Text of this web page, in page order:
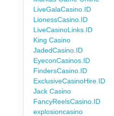
LiveGalaCasino.ID
LionessCasino.ID
LiveCasinoLinks.ID
King Casino
JadedCasino.ID
EyeconCasinos.ID
FindersCasino.ID
ExclusiveCasinoHire.ID
Jack Casino
FancyReelsCasino.ID
explosioncasino